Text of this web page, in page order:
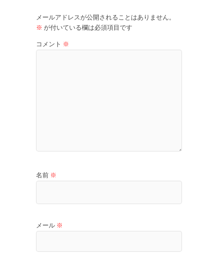
メールアドレスが公開されることはありません。
※ が付いている欄は必須項目です
コメント ※
名前 ※
メール ※